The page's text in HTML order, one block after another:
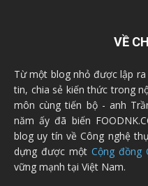
VỀ
Từ một blog nhỏ được lập
tin, chia sẻ kiến thức trong
môn cùng tiến bộ - anh
năm ấy đã biến
blog uy tín về Công nghệ
dựng được một Cộng đồng
vững mạnh tại Việt Nam.